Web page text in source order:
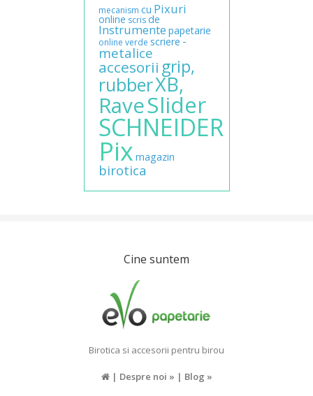
mecanism cu Pixuri
online scris de
Instrumente papetarie
online verde scriere -
metalice
accesorii grip,
rubberXB,
RaveSlider
SCHNEIDER
Pix magazin
birotica
Cine suntem
Birotica si accesorii pentru birou
| Despre noi » | Blog »